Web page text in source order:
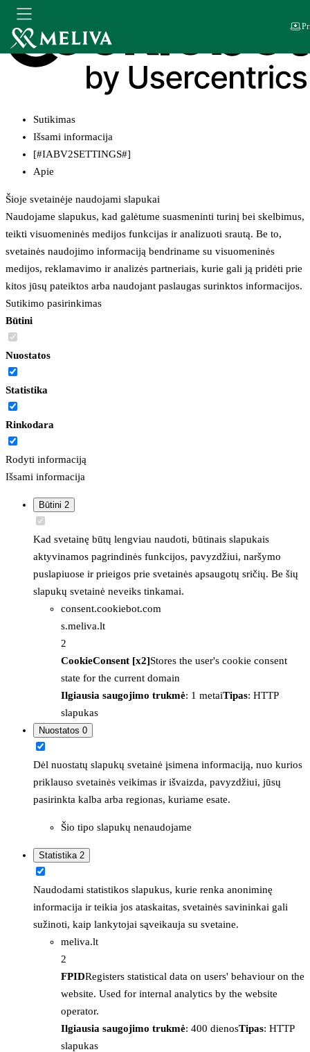
Sutikimas
Išsami informacija
[#IABV2SETTINGS#]
Apie
Šioje svetainėje naudojami slapukai
Naudojame slapukus, kad galėtume suasmeninti turinį bei skelbimus,
teikti visuomeninės medijos funkcijas ir analizuoti srautą. Be to,
svetainės naudojimo informaciją bendriname su visuomeninės
medijos, reklamavimo ir analizės partneriais, kurie gali ją pridėti prie
kitos jūsų pateiktos arba naudojant paslaugas surinktos informacijos.
Sutikimo pasirinkimas
Būtini
Nuostatos
Statistika
Rinkodara
Rodyti informaciją
Išsami informacija
Būtini 2
Kad svetainę būtų lengviau naudoti, būtinais slapukais
aktyvinamos pagrindinės funkcijos, pavyzdžiui, naršymo
puslapiuose ir prieigos prie svetainės apsaugotų sričių. Be šių
slapukų svetainė neveiks tinkamai.
consent.cookiebot.com
s.meliva.lt
2
CookieConsent [x2]Stores the user's cookie consent
state for the current domain
Ilgiausia saugojimo trukmė: 1 metaiTipas: HTTP
slapukas
Nuostatos 0
Dėl nuostatų slapukų svetainė įsimena informaciją, nuo kurios
priklauso svetainės veikimas ir išvaizda, pavyzdžiui, jūsų
pasirinkta kalba arba regionas, kuriame esate.
Šio tipo slapukų nenaudojame
Statistika 2
Naudodami statistikos slapukus, kurie renka anoniminę
informacija ir teikia jos ataskaitas, svetainės savininkai gali
sužinoti, kaip lankytojai sąveikauja su svetaine.
meliva.lt
2
FPIDRegisters statistical data on users' behaviour on the
website. Used for internal analytics by the website
operator.
Ilgiausia saugojimo trukmė: 400 dienosTipas: HTTP
slapukas